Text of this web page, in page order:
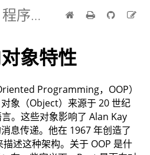
Rust 程序设计语言 中文版
象特性
Programming，OOP）
象（Object）来源于 20 世纪
。这些对象影响了 Alan Kay
息传递。他在 1967 年创造了
述这种架构。关于 OOP 是什